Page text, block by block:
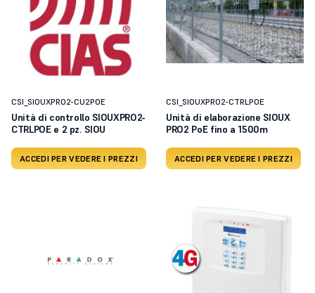
CSI_SIOUXPRO2-CU2POE
Unità di controllo SIOUXPRO2-
CTRLPOE e 2 pz. SIOU
ACCEDI PER VEDERE I PREZZI
CSI_SIOUXPRO2-CTRLPOE
Unità di elaborazione SIOUX
PRO2 PoE fino a 1500m
ACCEDI PER VEDERE I PREZZI